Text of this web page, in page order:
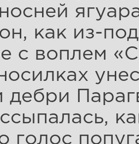
как из-
с воплем
дебри
голос